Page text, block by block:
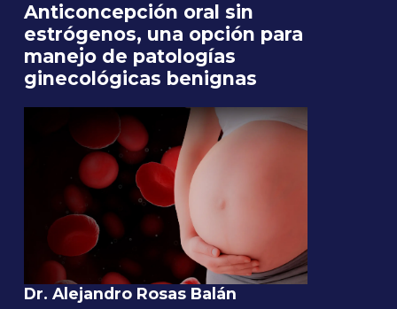
Anticoncepción oral sin
estrógenos, una opción para
manejo de patologías
ginecológicas benignas
Dr. Alejandro Rosas Balán